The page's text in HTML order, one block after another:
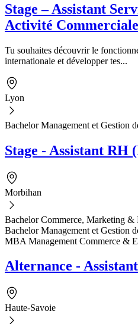
Stage – Assistant
Activité
Tu souhaites découvrir le
internationale et développer tes...
Lyon
Bachelor Management et Gestion
Stage - Assistant RH
Morbihan
Bachelor Commerce, Marketing &
Bachelor Management et Gestion
MBA Management Commerce &
Alternance -
Haute-Savoie